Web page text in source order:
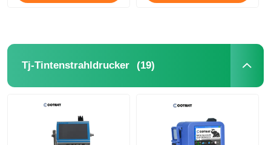
Tj-Tintenstrahldrucker (19)